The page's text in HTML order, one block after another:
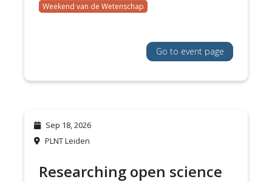
Weekend van de Wetenschap
Go to event page
Sep 18, 2026
PLNT Leiden
Researching open science